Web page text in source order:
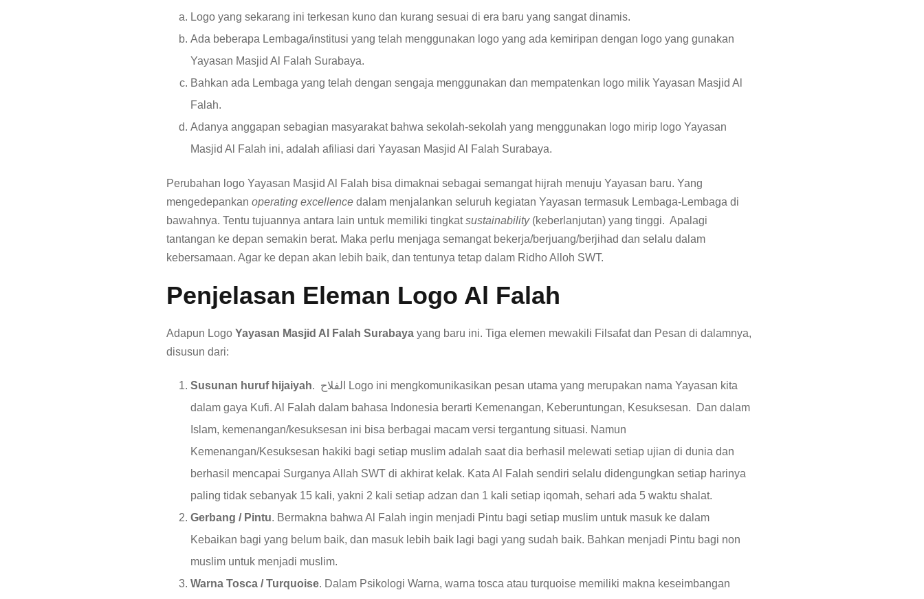
Logo yang sekarang ini terkesan kuno dan kurang sesuai di era baru yang sangat dinamis.
Ada beberapa Lembaga/institusi yang telah menggunakan logo yang ada kemiripan dengan logo yang gunakan
Yayasan Masjid Al Falah Surabaya.
Bahkan ada Lembaga yang telah dengan sengaja menggunakan dan mempatenkan logo milik Yayasan Masjid Al
Falah.
Adanya anggapan sebagian masyarakat bahwa sekolah-sekolah yang menggunakan logo mirip logo Yayasan
Masjid Al Falah ini, adalah afiliasi dari Yayasan Masjid Al Falah Surabaya.
Perubahan logo Yayasan Masjid Al Falah bisa dimaknai sebagai semangat hijrah menuju Yayasan baru. Yang
mengedepankan operating excellence dalam menjalankan seluruh kegiatan Yayasan termasuk Lembaga-Lembaga di
bawahnya. Tentu tujuannya antara lain untuk memiliki tingkatsustainability(keberlanjutan) yang tinggi. Apalagi
tantangan ke depan semakin berat. Maka perlu menjaga semangat bekerja/berjuang/berjihad dan selalu dalam
kebersamaan. Agar ke depan akan lebih baik, dan tentunya tetap dalam Ridho Alloh SWT.
Penjelasan Eleman Logo Al Falah
Adapun Logo Yayasan Masjid Al Falah Surabaya yang baru ini. Tiga elemen mewakili Filsafat dan Pesan di dalamnya,
disusun dari:
Susunan huruf hijaiyah. الفلاح Logo ini mengkomunikasikan pesan utama yang merupakan nama Yayasan kita
dalam gaya Kufi. Al Falah dalam bahasa Indonesia berarti Kemenangan, Keberuntungan, Kesuksesan. Dan dalam
Islam, kemenangan/kesuksesan ini bisa berbagai macam versi tergantung situasi. Namun
Kemenangan/Kesuksesan hakiki bagi setiap muslim adalah saat dia berhasil melewati setiap ujian di dunia dan
berhasil mencapai Surganya Allah SWT di akhirat kelak. Kata Al Falah sendiri selalu didengungkan setiap harinya
paling tidak sebanyak 15 kali, yakni 2 kali setiap adzan dan 1 kali setiap iqomah, sehari ada 5 waktu shalat.
Gerbang / Pintu. Bermakna bahwa Al Falah ingin menjadi Pintu bagi setiap muslim untuk masuk ke dalam
Kebaikan bagi yang belum baik, dan masuk lebih baik lagi bagi yang sudah baik. Bahkan menjadi Pintu bagi non
muslim untuk menjadi muslim.
Warna Tosca / Turquoise. Dalam Psikologi Warna, warna tosca atau turquoise memiliki makna keseimbangan